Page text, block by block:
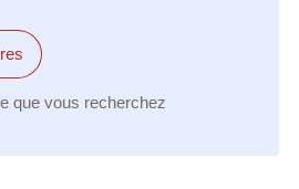
que vous recherchez